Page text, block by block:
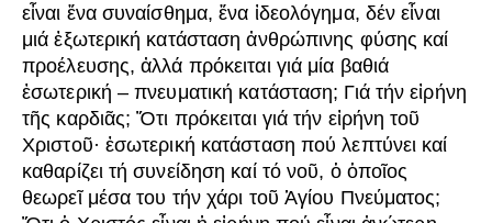
εἶναι ἕνα συναίσθημα, ἕνα ἰδεολόγημα, δέν εἶναι
μιά ἐξωτερική κατάσταση ἀνθρώπινης φύσης καί
προέλευσης, ἀλλά πρόκειται γιά μία βαθιά
ἐσωτερική – πνευματική κατάσταση; Γιά τήν εἰρήνη
τῆς καρδιᾶς; Ὅτι πρόκειται γιά τήν εἰρήνη τοῦ
Χριστοῦ· ἐσωτερική κατάσταση πού λεπτύνει καί
καθαρίζει τή συνείδηση καί τό νοῦ, ὁ ὁποῖος
θεωρεῖ μέσα του τήν χάρι τοῦ Ἁγίου Πνεύματος;